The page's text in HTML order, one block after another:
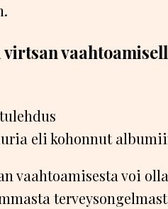
eli kohonnut
vaahtoamisesta voi